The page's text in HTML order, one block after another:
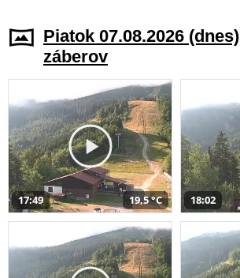
Piatok 07.08.2026 (dnes)
záberov
17:49 19,5 °C 18:02